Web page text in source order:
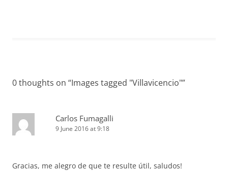
0 thoughts on “Images tagged "Villavicencio"”
Carlos Fumagalli
9 June 2016 at 9:18
Gracias, me alegro de que te resulte útil, saludos!